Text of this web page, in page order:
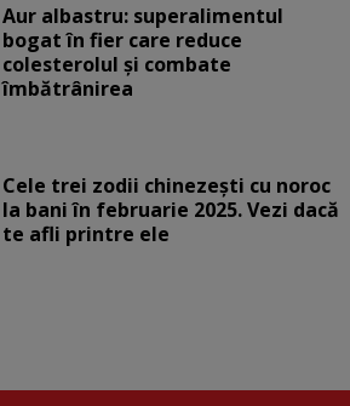
Aur albastru: superalimentul
bogat în fier care reduce
colesterolul și combate
îmbătrânirea
Cele trei zodii chinezești cu noroc
la bani în februarie 2025. Vezi dacă
te afli printre ele